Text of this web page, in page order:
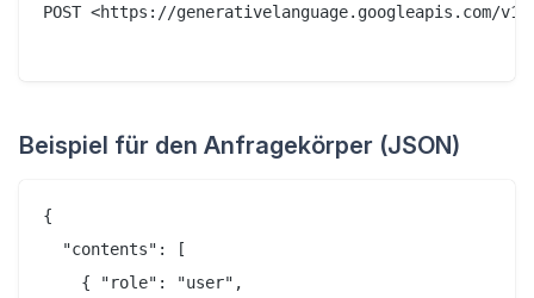
POST <https://generativelanguage.googleapis.com/
Beispiel für den Anfragekörper (JSON)
{
  "contents": [
    { "role": "user",